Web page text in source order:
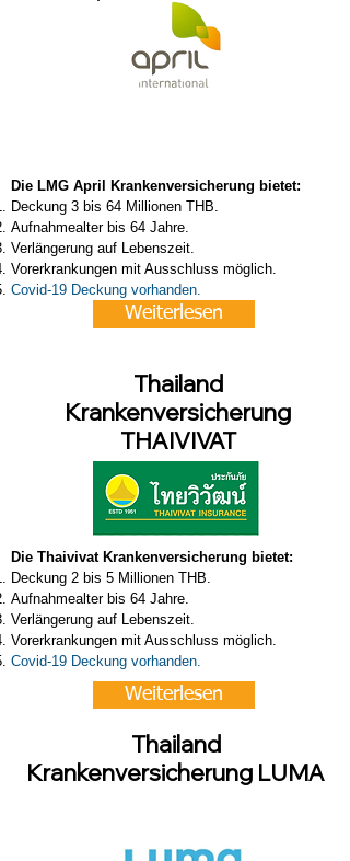
Die LMG April Krankenversicherung bietet:
Deckung 3 bis 64 Millionen THB.
Aufnahmealter bis 64 Jahre.
Verlängerung auf Lebenszeit.
Vorerkrankungen mit Ausschluss möglich.
Covid-19 Deckung vorhanden.
Weiterlesen
Thailand
Krankenversicherung
THAIVIVAT
Die Thaivivat Krankenversicherung bietet:
Deckung 2 bis 5 Millionen THB.
Aufnahmealter bis 64 Jahre.
Verlängerung auf Lebenszeit.
Vorerkrankungen mit Ausschluss möglich.
Covid-19 Deckung vorhanden.
Weiterlesen
Thailand
Krankenversicherung LUMA